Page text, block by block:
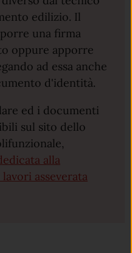
edilizio. Il
una firma
oppure apporre
ad essa anche
d'identità.
ed i documenti
sul sito dello
alla
asseverata